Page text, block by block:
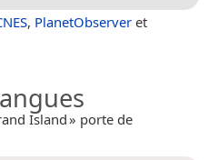
, PlanetObserver et
Island » porte de